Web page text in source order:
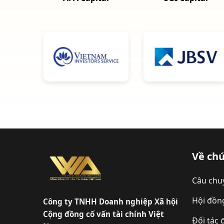
Công ty TNHH Doanh nghiệp Xã hội
Cộng đồng cố vấn tài chính Việt
Về
Câu
Hội
Đối tác